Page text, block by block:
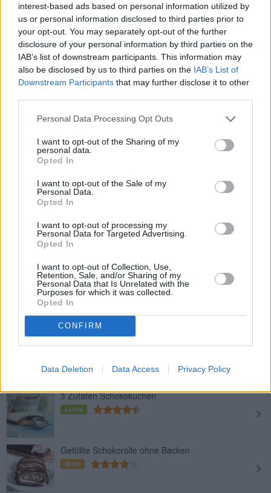
interest-based ads based on personal information utilized by
us or personal information disclosed to third parties prior to
your opt-out. You may separately opt-out of the further
disclosure of your personal information by third parties on the
IAB’s list of downstream participants. This information may
also be disclosed by us to third parties on the IAB’s List of
Downstream Participants that may further disclose it to other
Personal Data Processing Opt Outs
I want to opt-out of the Sharing of my
personal data.
Opted In
I want to opt-out of the Sale of my
Personal Data.
Opted In
I want to opt-out of processing my
Personal Data for Targeted Advertising.
Opted In
I want to opt-out of Collection, Use,
Retention, Sale, and/or Sharing of my
Personal Data that Is Unrelated with the
Purposes for which it was collected.
Opted In
CONFIRM
Data Deletion Data Access Privacy Policy
Bohnen-Schoko-Kuchen
Leicht
Schoko-Cocos-Kuchen
Leicht
Erdäpfel-Schokoladekuchen
Leicht
Schokoladenkuchen ohne Mehl
Leicht
Walnuss-Schoko-Kuchen
Leicht
Schoko-Keks-Kuchen
Leicht
Leicht
3 Zutaten Schokokuchen
Leicht
Gefüllte Schokorolle ohne Backen
Mittel